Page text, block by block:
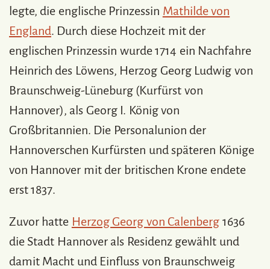
legte, die englische Prinzessin Mathilde von
England. Durch diese Hochzeit mit der
englischen Prinzessin wurde 1714 ein Nachfahre
Heinrich des Löwens, Herzog Georg Ludwig von
Braunschweig-Lüneburg (Kurfürst von
Hannover), als Georg I. König von
Großbritannien. Die Personalunion der
Hannoverschen Kurfürsten und späteren Könige
von Hannover mit der britischen Krone endete
erst 1837.
Zuvor hatte Herzog Georg von Calenberg 1636
die Stadt Hannover als Residenz gewählt und
damit Macht und Einfluss von Braunschweig